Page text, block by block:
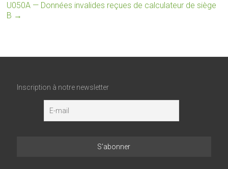
U050A — Données invalides reçues de calculateur de siège
B →
Inscription à notre newsletter